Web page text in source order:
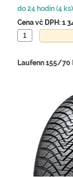
do 24 hodin (4 ks)
Cena vč DPH:1
Laufenn 155/70